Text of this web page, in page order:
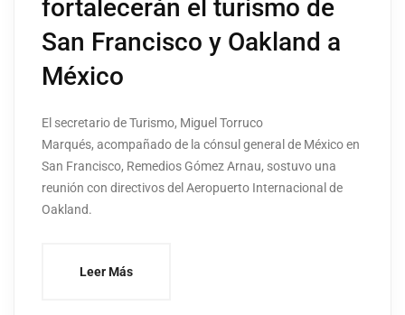
fortalecerán el turismo de
San Francisco y Oakland a
México
El secretario de Turismo, Miguel Torruco
Marqués, acompañado de la cónsul general de México en
San Francisco, Remedios Gómez Arnau, sostuvo una
reunión con directivos del Aeropuerto Internacional de
Oakland.
Leer Más